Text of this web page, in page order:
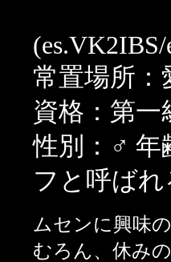
常置場所：
資格：第
性別：♂ 年
フと呼ば
ムセンに興味
むろん、休み